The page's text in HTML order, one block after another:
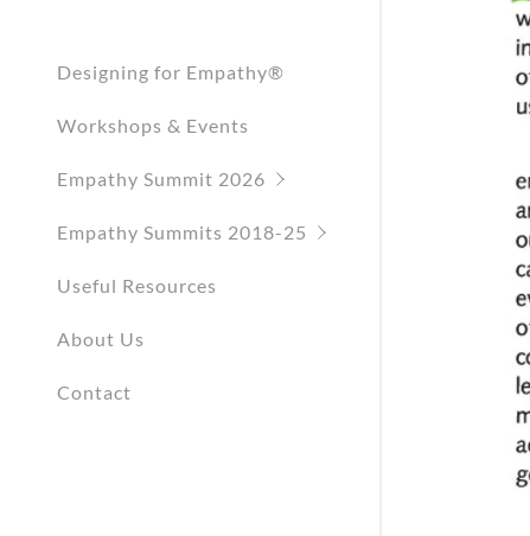
Designing for Empathy®
Workshops & Events
Empathy Summit 2026
Empathy Summits 2018-25
Empathy
Empathy
Empathy
Useful Resources
About Us
Contact